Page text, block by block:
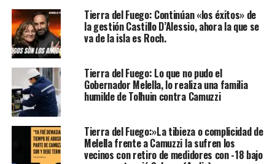
Tierra del Fuego: Continúan «los éxitos» de
la gestión Castillo D’Alessio, ahora la que se
va de la isla es Roch.
Tierra del Fuego: Lo que no pudo el
Gobernador Melella, lo realiza una familia
humilde de Tolhuin contra Camuzzi
Tierra del Fuego:»La tibieza o complicidad de
Melella frente a Camuzzi la sufren los
vecinos con retiro de medidores con -18 bajo